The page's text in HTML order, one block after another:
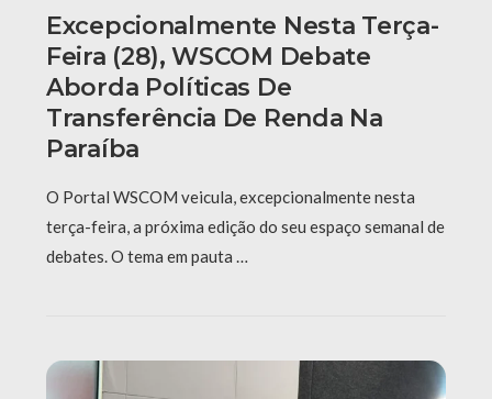
Excepcionalmente Nesta Terça-
Feira (28), WSCOM Debate
Aborda Políticas De
Transferência De Renda Na
Paraíba
O Portal WSCOM veicula, excepcionalmente nesta
terça-feira, a próxima edição do seu espaço semanal de
debates. O tema em pauta …